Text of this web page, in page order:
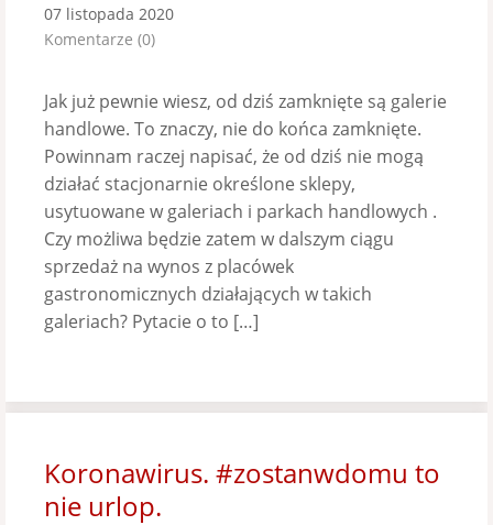
07 listopada 2020
Komentarze (0)
Jak już pewnie wiesz, od dziś zamknięte są galerie
handlowe. To znaczy, nie do końca zamknięte.
Powinnam raczej napisać, że od dziś nie mogą
działać stacjonarnie określone sklepy,
usytuowane w galeriach i parkach handlowych .
Czy możliwa będzie zatem w dalszym ciągu
sprzedaż na wynos z placówek
gastronomicznych działających w takich
galeriach? Pytacie o to […]
Koronawirus. #zostanwdomu to
nie urlop.